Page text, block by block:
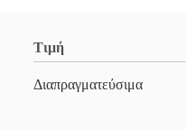
Τιμή
Διαπραγματεύσιμα